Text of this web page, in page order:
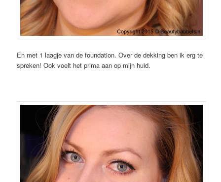
En met 1 laagje van de foundation. Over de dekking ben ik erg te
spreken! Ook voelt het prima aan op mijn huid.